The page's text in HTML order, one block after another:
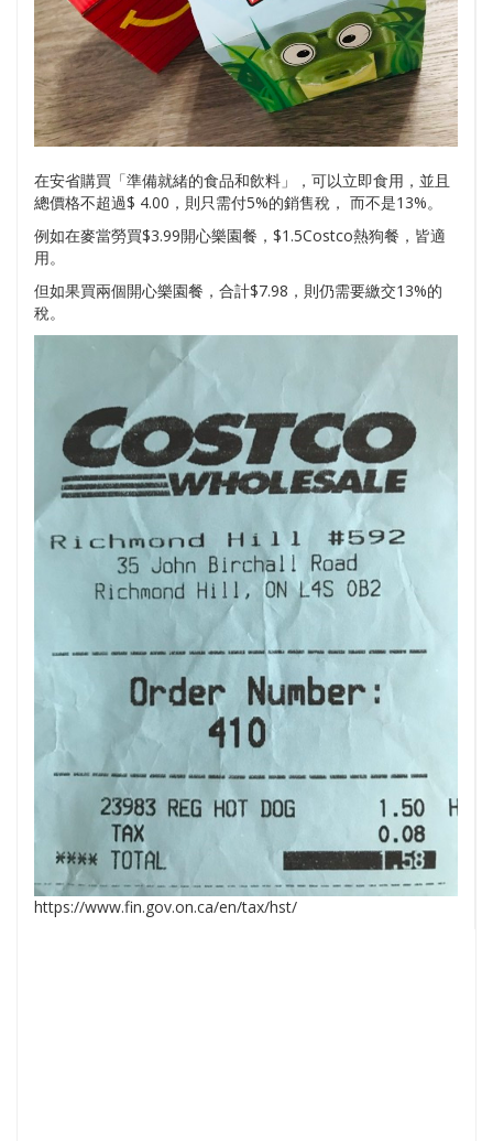
在安省購買「準備就緒的食品和飲料」，可以立即食用，並且
總價格不超過$ 4.00，則只需付5%的銷售稅， 而不是13%。
例如在麥當勞買$3.99開心樂園餐，$1.5Costco熱狗餐，皆適
用。
但如果買兩個開心樂園餐，合計$7.98，則仍需要繳交13%的
稅。
https://www.fin.gov.on.ca/en/tax/hst/